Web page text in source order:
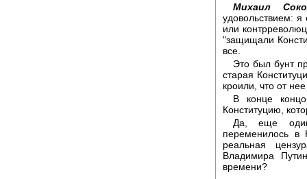
Михаил
удовольствием:
или
"защищали
все.
Это был бунт
старая
кроили, что от
В конце
Конституцию,
Да, еще
переменилось в
реальная
Владимира
времени?